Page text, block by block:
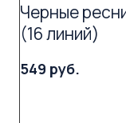
Черные
(16 линий)
549 руб.